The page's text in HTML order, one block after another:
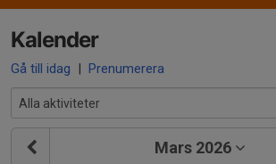
Kalender
Gå till idag | Prenumerera
Mars 2026